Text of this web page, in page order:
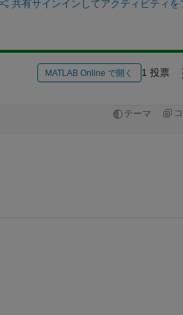
共有サインインしてアクティビティを
MATLAB Online で開く 1 投票
テーマ